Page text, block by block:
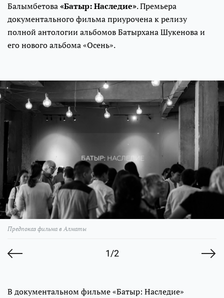
Балымбетова«Батыр: Наследие». Премьера
документального фильма приурочена к релизу
полной антологии альбомов Батырхана Шукенова и
его нового альбома «Осень».
1/2
Предпоказ фильма в Алматы
В документальном фильме «Батыр: Наследие»